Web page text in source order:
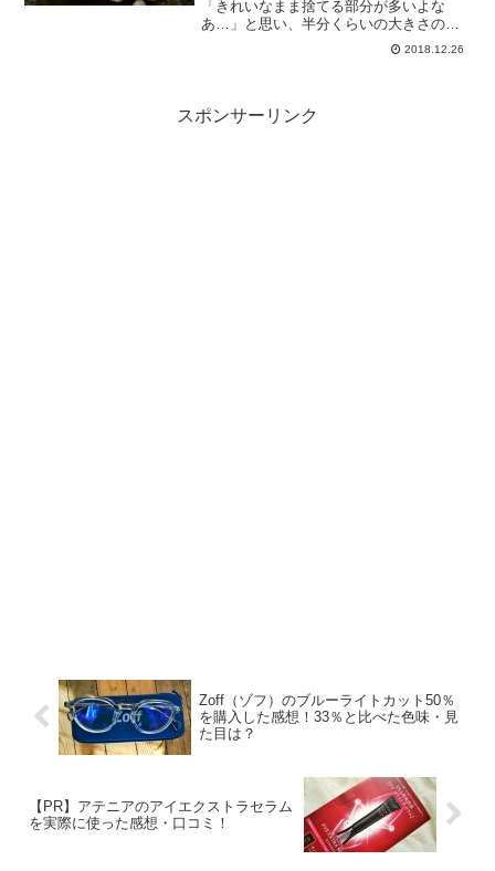
「きれいなまま捨てる部分が多いよな
あ…」と思い、半分くらいの大きさのテ
ィッシュを使ってみました。ロハコで購
入した「アスクルオリジナルソフトパッ
2018.12.26
スポンサーリンク
Zoff（ゾフ）のブルーライトカット50％
を購入した感想！33％と比べた色味・見
た目は？
【PR】アテニアのアイエクストラセラム
を実際に使った感想・口コミ！